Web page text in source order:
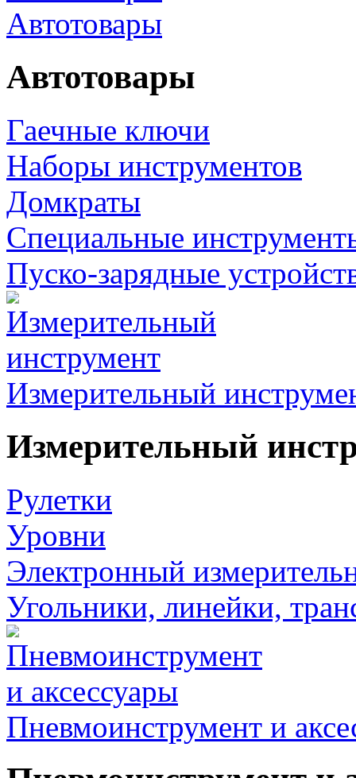
Автотовары
Автотовары
Гаечные ключи
Наборы инструментов
Домкраты
Специальные
Пуско-зарядные
Измерительный
Измерительный
Рулетки
Уровни
Электронный
Угольники, линейки,
Пневмоинструмент и